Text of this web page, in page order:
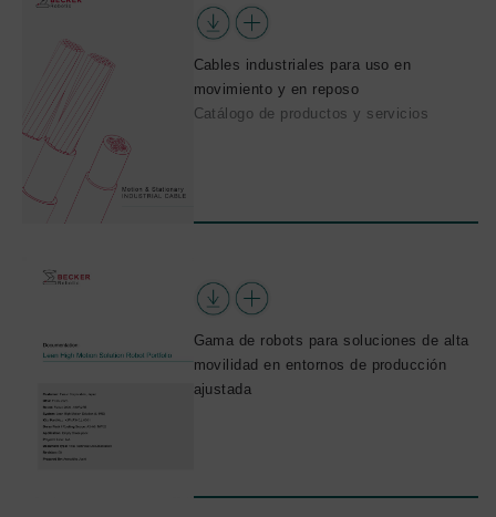
Cables industriales para uso en
movimiento y en reposo
Catálogo de productos y servicios
Gama de robots para soluciones de alta
movilidad en entornos de producción
ajustada